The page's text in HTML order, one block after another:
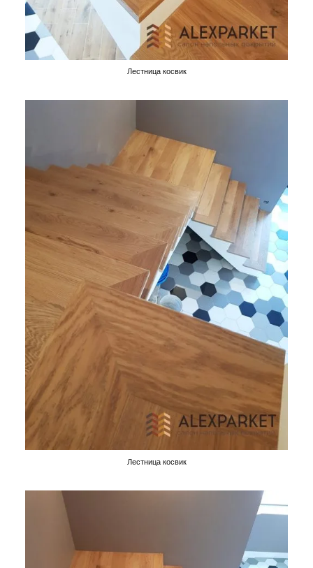
Лестница косвик
Лестница косвик